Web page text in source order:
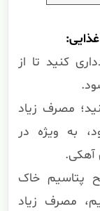
کنید تا از
مصرف زیاد
به ویژه در
پتاسیم خاک
مصرف زیاد